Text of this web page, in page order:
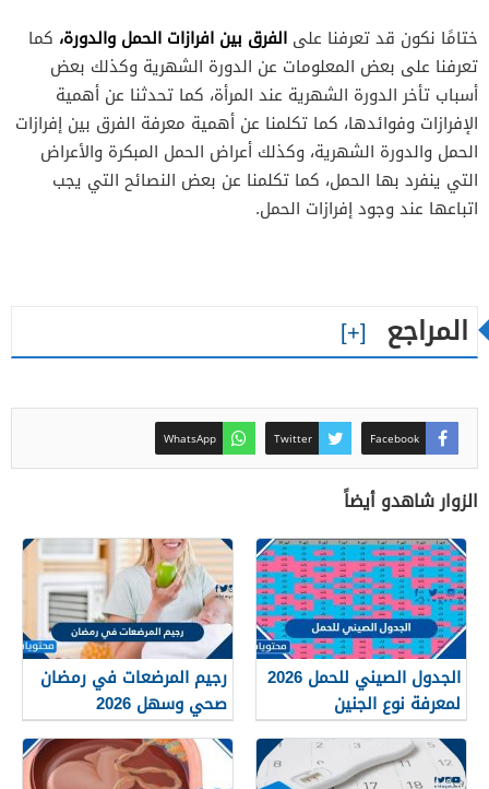
ختامًا نكون قد تعرفنا على الفرق بين افرازات الحمل والدورة، كما
تعرفنا على بعض المعلومات عن الدورة الشهرية وكذلك بعض
أسباب تأخر الدورة الشهرية عند المرأة، كما تحدثنا عن أهمية
الإفرازات وفوائدها، كما تكلمنا عن أهمية معرفة الفرق بين إفرازات
الحمل والدورة الشهرية، وكذلك أعراض الحمل المبكرة والأعراض
التي ينفرد بها الحمل، كما تكلمنا عن بعض النصائح التي يجب
اتباعها عند وجود إفرازات الحمل.
المراجع
Facebook
Twitter
WhatsApp
الزوار شاهدو أيضاً
الجدول الصيني للحمل 2026
لمعرفة نوع الجنين
رجيم المرضعات في رمضان
صحي وسهل 2026